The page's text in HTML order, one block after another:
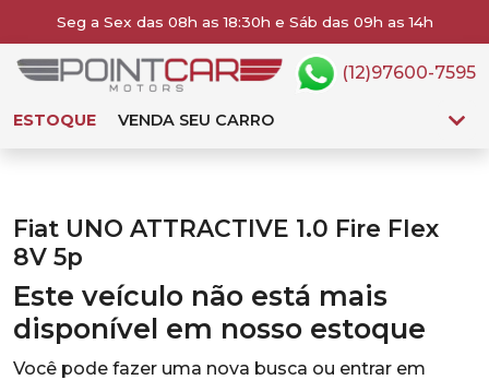
Seg a Sex das 08h as 18:30h e Sáb das 09h as 14h
ESTOQUE VENDA SEU CARRO
(12)97600-7595
Fiat UNO ATTRACTIVE 1.0 Fire Flex
8V 5p
Este veículo não está mais
disponível em nosso estoque
Você pode fazer uma nova busca ou entrar em